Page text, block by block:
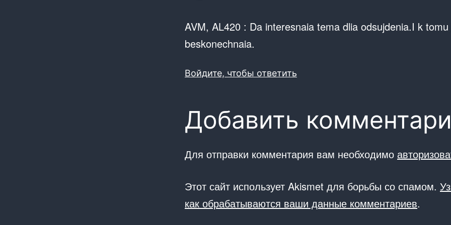
AVM, AL420 : Da interesnaia tema dlia odsujdenia.I k
beskonechnaia.
Войдите, чтобы ответить
Добавить
Для отправки комментария вам необходимо
Этот сайт использует Akismet для борьбы со спамом.
как обрабатываются ваши данные комментариев.